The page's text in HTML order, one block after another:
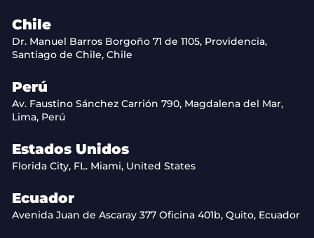
Chile
Dr. Manuel Barros Borgoño 71 de 1105, Providencia,
Santiago de Chile, Chile
Perú
Av. Faustino Sánchez Carrión 790, Magdalena del Mar,
Lima, Perú
Estados Unidos
Florida City, FL. Miami, United States
Ecuador
Avenida Juan de Ascaray 377 Oficina 401b, Quito, Ecuador